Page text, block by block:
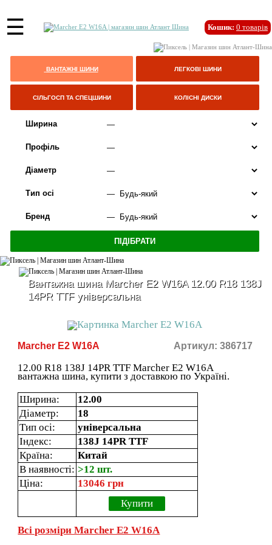
☰ Кошик: 0 товарів
ВАНТАЖНІ ШИНИ ЛЕГКОВІ ШИНИ
СІЛЬГОСП ТА СПЕЦШИНИ КОЛІСНІ ДИСКИ
Ширина
Профіль
Діаметр
Тип осі
Бренд
Вантажна шина Marcher E2 W16A 12.00 R18 138J
14PR TTF універсальна
Marcher E2 W16A Артикул: 386717
12.00 R18 138J 14PR TTF Marcher E2 W16A
вантажна шина, купити з доставкою по Україні.
Ширина:
12.00
Діаметр:
18
Тип осі:
універсальна
Індекс:
138J 14PR TTF
Країна:
Китай
В наявності: >12 шт.
Ціна:
13046 грн
Купити
Всі розміри Marcher E2 W16A